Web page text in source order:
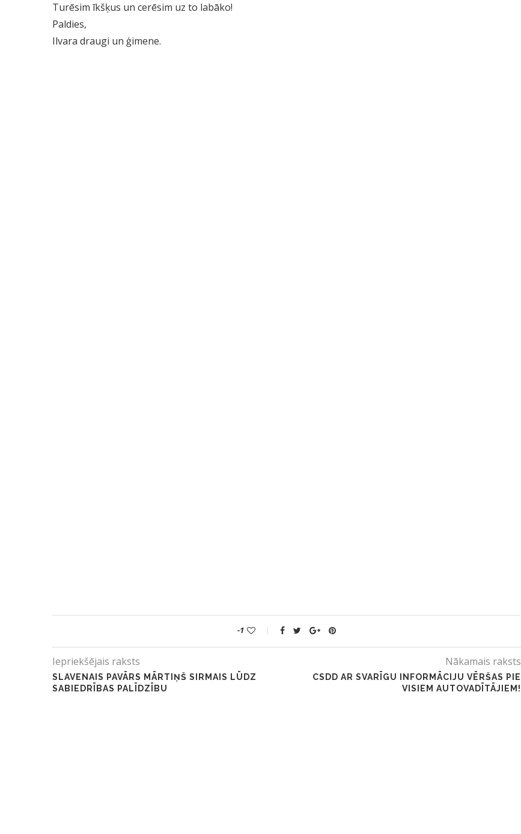
Turēsim īkšķus un cerēsim uz to labāko!
Paldies,
Ilvara draugi un ģimene.
-1
Iepriekšējais raksts
SLAVENAIS PAVĀRS MĀRTIŅŠ SIRMAIS LŪDZ
SABIEDRĪBAS PALĪDZĪBU
Nākamais raksts
CSDD AR SVARĪGU INFORMĀCIJU VĒRŠAS PIE
VISIEM AUTOVADĪTĀJIEM!